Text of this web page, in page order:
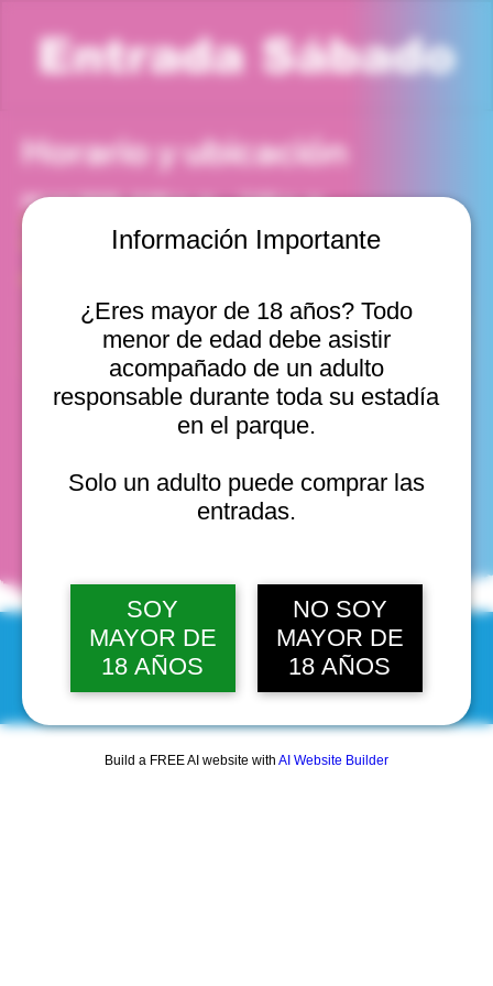
Información Importante
¿Eres mayor de 18 años? Todo
menor de edad debe asistir
acompañado de un adulto
responsable durante toda su estadía
en el parque.
Solo un adulto puede comprar las
entradas.
SOY
MAYOR DE
18 AÑOS
NO SOY
MAYOR DE
18 AÑOS
Build a FREE AI website with AI Website Builder
Entrada Sábado
Horario y ubicación
04 jul 2026, 6:00 p. m. – 7:00 p. m.
Viña del Mar, Cam. Internacional 2440, Viña del Mar,
Valparaíso, Chile
sáb, 08 ago, 10:00 a. m.
sáb, 08 ago, 11:00 a. m.
sáb, 08 ago, 12:00 p. m.
Ver 22
fechas
© 2025 by Scantastic.